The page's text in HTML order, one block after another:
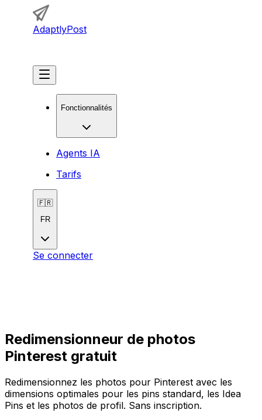
AdaptlyPost
Fonctionnalités
Agents IA
Tarifs
🇫🇷
FR
Se connecter
Redimensionneur de photos
Pinterest gratuit
Redimensionnez les photos pour Pinterest avec les
dimensions optimales pour les pins standard, les Idea
Pins et les photos de profil. Sans inscription.